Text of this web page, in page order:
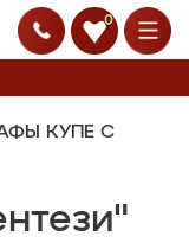
0
КУПЕ С